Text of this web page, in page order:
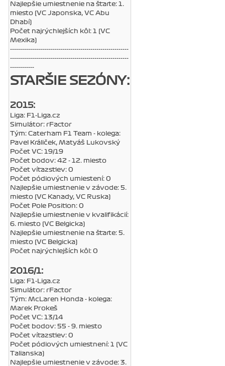
Najlepšie umiestnenie na štarte: 1.
miesto (VC Japonska, VC Abu
Dhabí)
Počet najrýchlejších kôl: 1 (VC
Mexika)
-----------------------------------------------------------
-----------------------------------------------------------
------------
STARŠIE SEZÓNY:
2015:
Liga: F1-Liga.cz
Simulátor: rFactor
Tým: Caterham F1 Team - kolega:
Pavel Králiček, Matyáš Lukovský
Počet VC: 19/19
Počet bodov: 42 - 12. miesto
Počet víťazstiev: 0
Počet pódiových umiestení: 0
Najlepšie umiestnenie v závode: 5.
miesto (VC Kanady, VC Ruska)
Počet Pole Position: 0
Najlepšie umiestnenie v kvalifikácií:
6. miesto (VC Belgicka)
Najlepšie umiestnenie na štarte: 5.
miesto (VC Belgicka)
Počet najrýchlejších kôl: 0
2016/1:
Liga: F1-Liga.cz
Simulátor: rFactor
Tým: McLaren Honda - kolega:
Marek Prokeš
Počet VC: 13/14
Počet bodov: 55 - 9. miesto
Počet víťazstiev: 0
Počet pódiových umiestnení: 1 (VC
Talianska)
Najlepšie umiestnenie v závode: 3.